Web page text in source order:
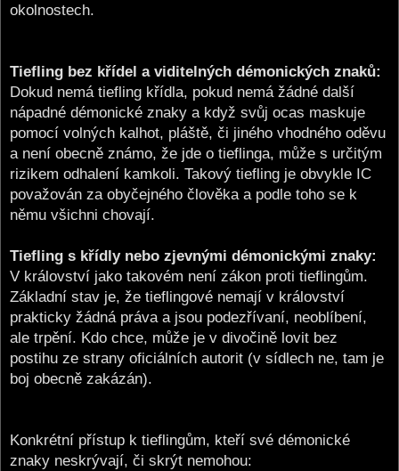
okolnostech.
Tiefling bez křídel a viditelných démonických znaků:
Dokud nemá tiefling křídla, pokud nemá žádné další
nápadné démonické znaky a když svůj ocas maskuje
pomocí volných kalhot, pláště, či jiného vhodného oděvu
a není obecně známo, že jde o tieflinga, může s určitým
rizikem odhalení kamkoli. Takový tiefling je obvykle IC
považován za obyčejného člověka a podle toho se k
němu všichni chovají.
Tiefling s křídly nebo zjevnými démonickými znaky:
V království jako takovém není zákon proti tieflingům.
Základní stav je, že tieflingové nemají v království
prakticky žádná práva a jsou podezřívaní, neoblíbení,
ale trpění. Kdo chce, může je v divočině lovit bez
postihu ze strany oficiálních autorit (v sídlech ne, tam je
boj obecně zakázán).
Konkrétní přístup k tieflingům, kteří své démonické
znaky neskrývají, či skrýt nemohou: